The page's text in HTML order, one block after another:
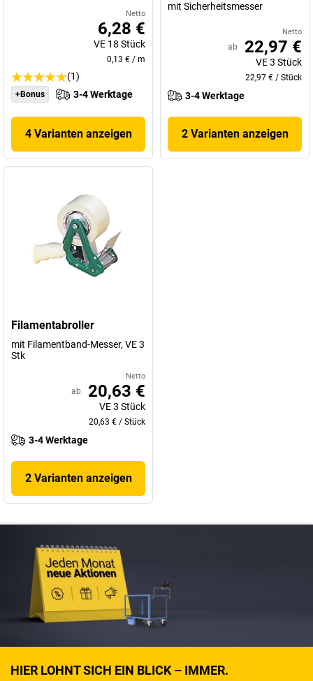
Netto
6,28 €
VE 18 Stück
0,13 € / m
(1)
+Bonus 3-4 Werktage
4 Varianten anzeigen
mit Sicherheitsmesser
Netto
ab 22,97 €
VE3 Stück
22,97 € / Stück
3-4 Werktage
2 Varianten anzeigen
Filamentabroller
mit Filamentband-Messer, VE 3
Stk
Netto
ab 20,63 €
VE3 Stück
20,63 € / Stück
3-4 Werktage
2 Varianten anzeigen
HIER LOHNT SICH EIN BLICK – IMMER.